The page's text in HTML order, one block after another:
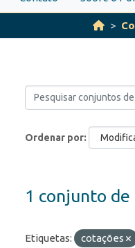
Ordenar por
1 conjunto
Etiquetas: cotações